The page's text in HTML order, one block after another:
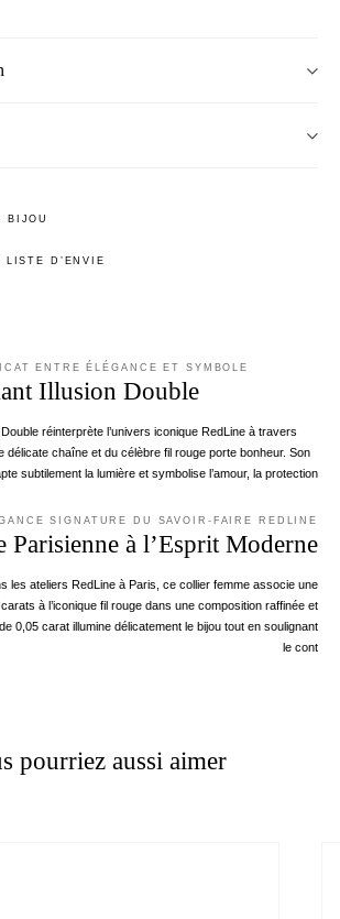
BIJOU
LISTE D’ENVIE
ENTRE ÉLÉGANCE ET SYMBOLE
Illusion Double
réinterprète l’univers iconique RedLine à travers
délicate chaîne et du célèbre fil rouge porte bonheur. Son
subtilement la lumière et symbolise l’amour, la protection
SIGNATURE DU SAVOIR-FAIRE REDLINE
Parisienne à l’Esprit Moderne
les ateliers RedLine à Paris, ce collier femme associe une
à l’iconique fil rouge dans une composition raffinée et
0,05 carat illumine délicatement le bijou tout en soulignant
le cont
pourriez aussi aimer